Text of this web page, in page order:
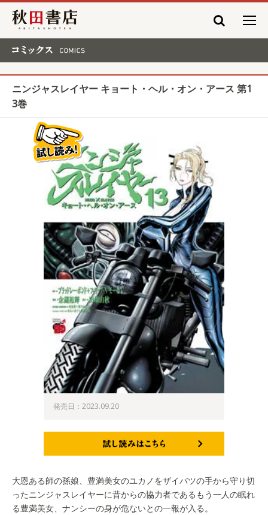
秋田書店
ニンジャスレイヤー キョート・ヘル・オン・アース 第1
3巻
発売日：2023.09.20
大恩ある師の孫娘、豊満美女のユカノをザイバツの手から守り切
ったニンジャスレイヤーに昔からの協力者であるもう一人の眠れ
る豊満美女、ナンシーの身が危ないとの一報が入る。